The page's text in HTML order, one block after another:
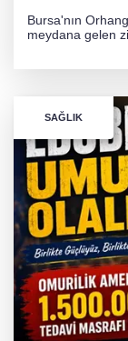
Bursa'nın
meydana gelen
SAĞLIK